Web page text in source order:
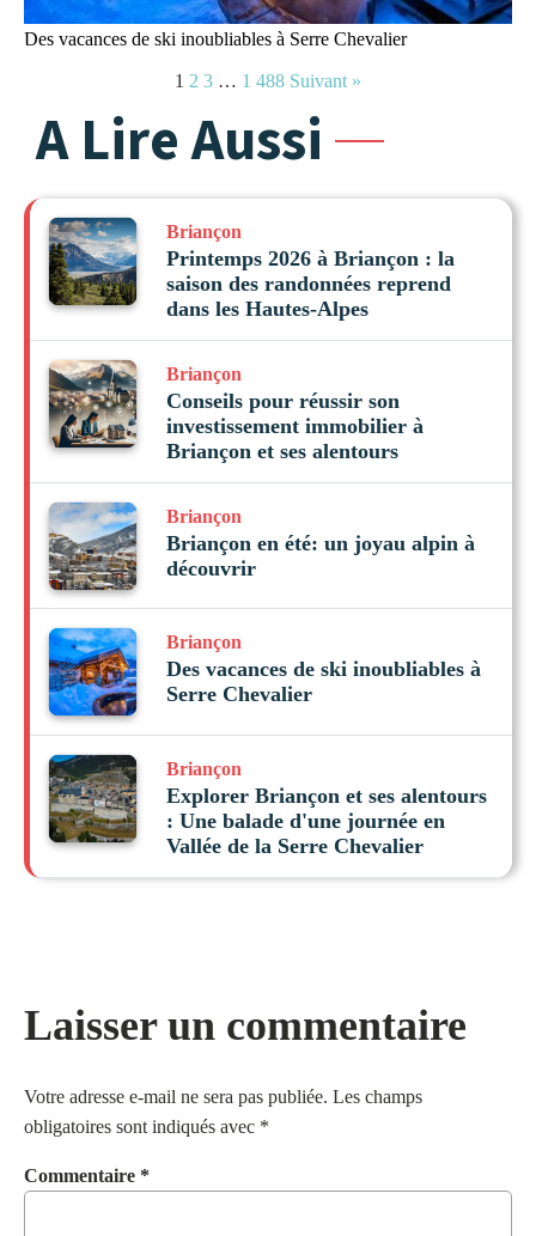
Des vacances de ski inoubliables à Serre Chevalier
1 2 3 … 1 488 Suivant »
A Lire Aussi
Briançon
Printemps 2026 à Briançon : la
saison des randonnées reprend
dans les Hautes-Alpes
Briançon
Conseils pour réussir son
investissement immobilier à
Briançon et ses alentours
Briançon
Briançon en été: un joyau alpin à
découvrir
Briançon
Des vacances de ski inoubliables à
Serre Chevalier
Briançon
Explorer Briançon et ses alentours
: Une balade d'une journée en
Vallée de la Serre Chevalier
Laisser un commentaire
Votre adresse e-mail ne sera pas publiée. Les champs
obligatoires sont indiqués avec *
Commentaire *